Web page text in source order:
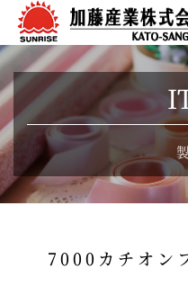
7000カチオン